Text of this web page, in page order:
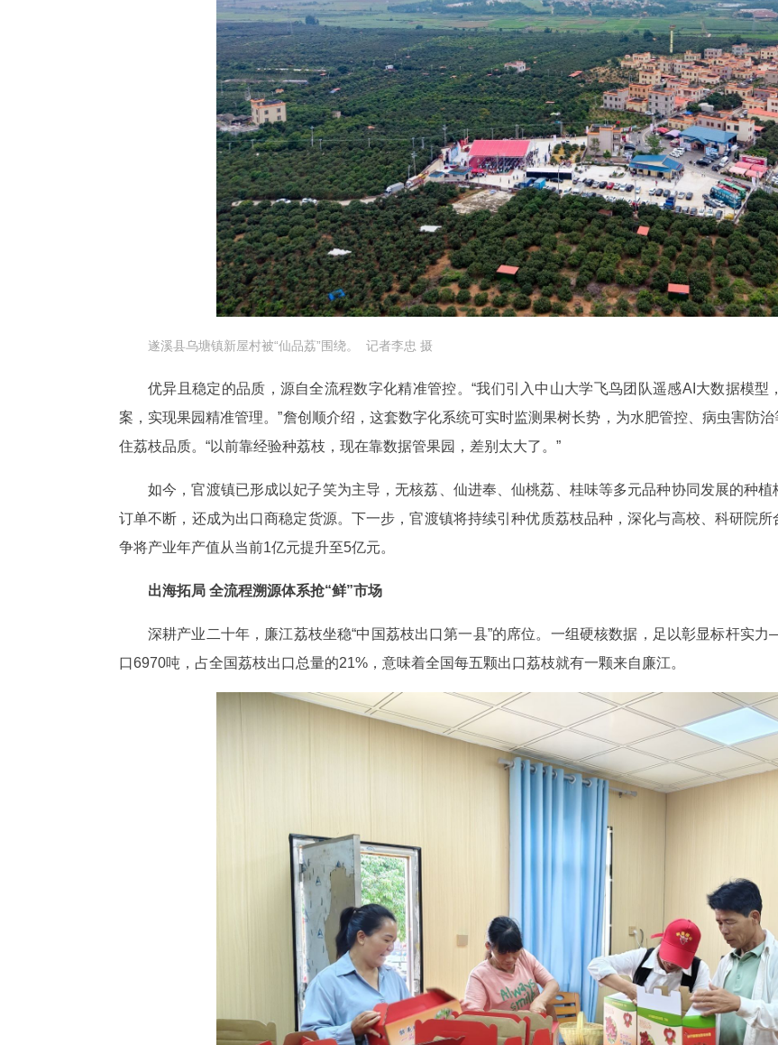
遂溪县乌塘镇新屋村被“仙品荔”围绕。 记者李忠 摄
优异且稳定的品质，源自全流程数字化精准管控。“我们引入中山大学飞鸟团队遥感AI大数据模
案，实现果园精准管理。”詹创顺介绍，这套数字化系统可实时监测果树长势，为水肥管控、病虫害防
住荔枝品质。“以前靠经验种荔枝，现在靠数据管果园，差别太大了。”
如今，官渡镇已形成以妃子笑为主导，无核荔、仙进奉、仙桃荔、桂味等多元品种协同发展的种
订单不断，还成为出口商稳定货源。下一步，官渡镇将持续引种优质荔枝品种，深化与高校、科研院
争将产业年产值从当前1亿元提升至5亿元。
出海拓局 全流程溯源体系抢“鲜”市场
深耕产业二十年，廉江荔枝坐稳“中国荔枝出口第一县”的席位。一组硬核数据，足以彰显标杆实
口6970吨，占全国荔枝出口总量的21%，意味着全国每五颗出口荔枝就有一颗来自廉江。